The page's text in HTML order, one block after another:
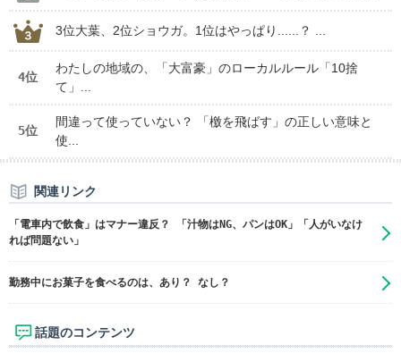
3位大葉、2位ショウガ。1位はやっぱり......？ ...
4位
わたしの地域の、「大富豪」のローカルルール「10捨
て」...
5位
間違って使っていない？ 「檄を飛ばす」の正しい意味と
使...
関連リンク
「電車内で飲食」はマナー違反？ 「汁物はNG、パンはOK」「人がいなけ
れば問題ない」
勤務中にお菓子を食べるのは、あり？ なし？
話題のコンテンツ